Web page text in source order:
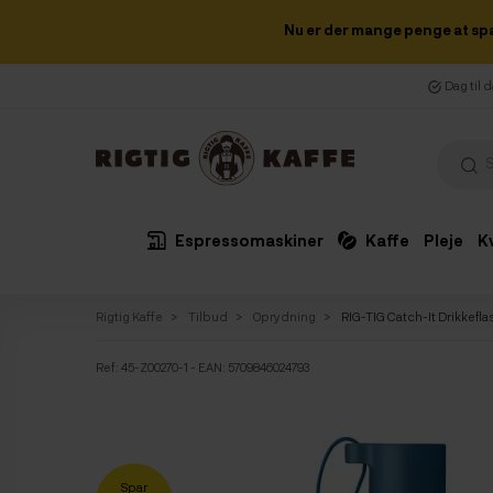
Nu er der mange penge at
Dag til
Espressomaskiner Kaffe Pleje
Rigtig Kaffe Tilbud Oprydning RIG-TIG Catch-It
Ref: 45-Z00270-1 - EAN: 5709846024793
Spar